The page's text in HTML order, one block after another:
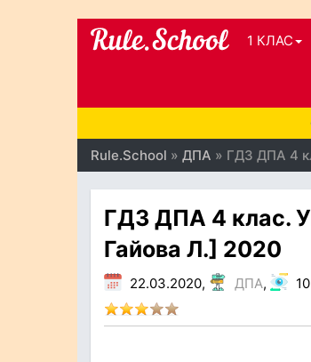
1 КЛАС
Rule.School » ДПА » ГДЗ ДПА 4
ГДЗ ДПА 4 клас.
Гайова Л.] 2020
22.03.2020, ДПА,